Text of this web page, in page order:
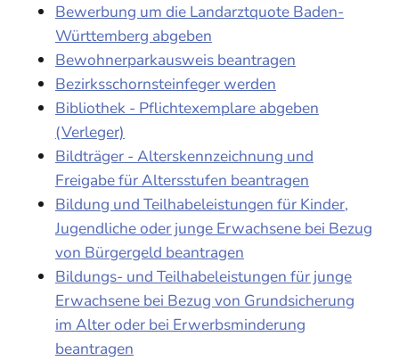
Bewerbung um die Landarztquote Baden-
Württemberg abgeben
Bewohnerparkausweis beantragen
Bezirksschornsteinfeger werden
Bibliothek - Pflichtexemplare abgeben
(Verleger)
Bildträger - Alterskennzeichnung und
Freigabe für Altersstufen beantragen
Bildung und Teilhabeleistungen für Kinder,
Jugendliche oder junge Erwachsene bei Bezug
von Bürgergeld beantragen
Bildungs- und Teilhabeleistungen für junge
Erwachsene bei Bezug von Grundsicherung
im Alter oder bei Erwerbsminderung
beantragen